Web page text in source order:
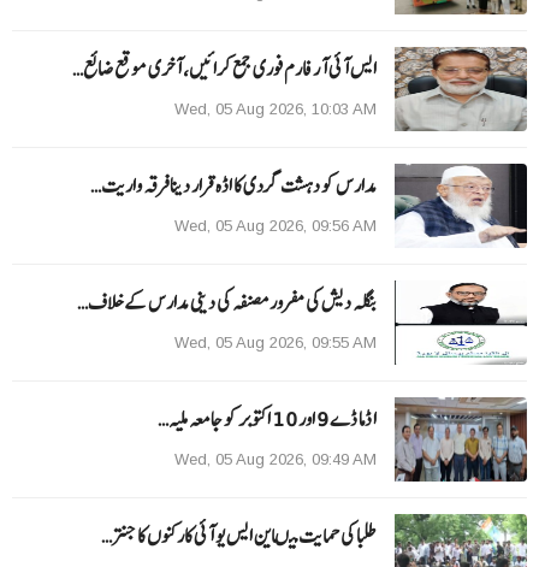
ایس آئی آر فارم فوری جمع کرائیں، آخری موقع ضائع…
Wed, 05 Aug 2026, 10:03 AM
مدارس کو دہشت گردی کا اڈہ قرار دینا فرقہ واریت…
Wed, 05 Aug 2026, 09:56 AM
بنگلہ دیش کی مفرور مصنفہ کی دینی مدارس کے خلاف…
Wed, 05 Aug 2026, 09:55 AM
ا ڈما ڈے 9 اور 10 اکتوبر کو جامعہ ملیہ…
Wed, 05 Aug 2026, 09:49 AM
طلبا کی حمایت میںاین ایس یو آئی کارکنوں کا جنتر…